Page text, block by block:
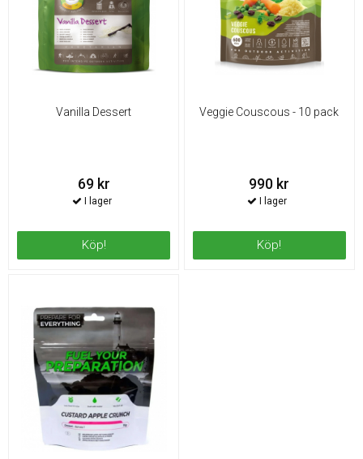
Vanilla Dessert
69 kr
Köp!
Veggie Couscous - 10 pack
990 kr
Köp!